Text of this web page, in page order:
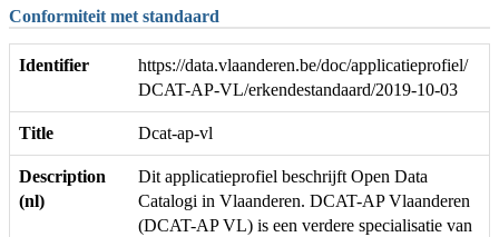
Conformiteit met standaard
Identifier
https://data.vlaanderen.be/doc/applicatieprofiel/
DCAT-AP-VL/erkendestandaard/2019-10-03
Title Dcat-ap-vl
Description
(nl)
Dit applicatieprofiel beschrijft Open Data
Catalogi in Vlaanderen. DCAT-AP Vlaanderen
(DCAT-AP VL) is een verdere specialisatie van